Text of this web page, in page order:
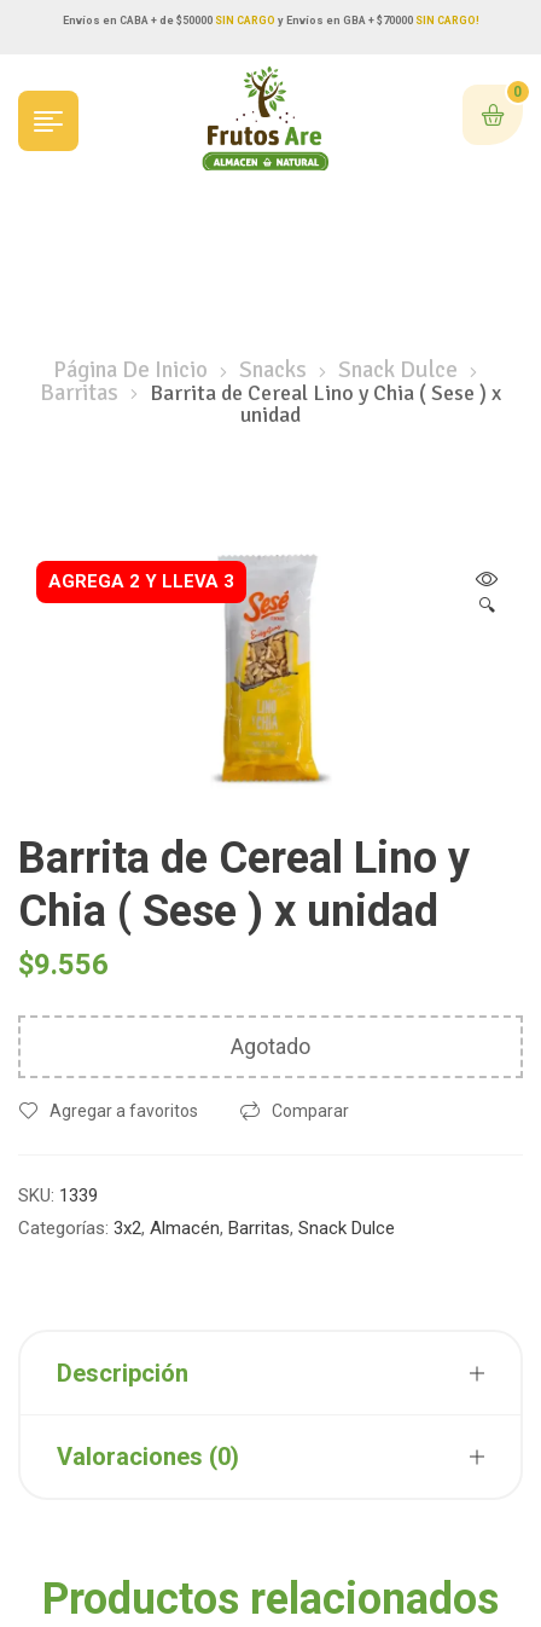
Envíos en CABA + de $50000SIN CARGO y Envíos en GBA + $70000 SIN CARGO!
0
Página De Inicio Snacks Snack Dulce
Barritas
Barrita de Cereal Lino y Chia ( Sese ) x
unidad
AGREGA 2 Y LLEVA 3
🔍
Barrita de Cereal Lino y
Chia ( Sese ) x unidad
$9.556
Agotado
Agregar a favoritos Comparar
SKU: 1339
Categorías: 3x2, Almacén, Barritas, Snack Dulce
Descripción
Valoraciones (0)
Productos relacionados